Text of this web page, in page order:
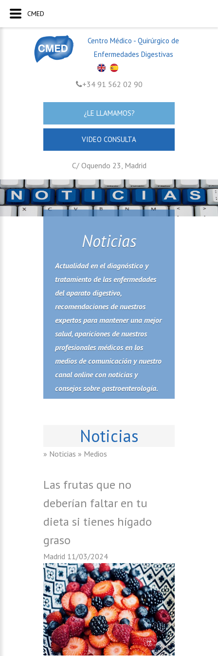
Centro Médico - Quirúrgico de
Enfermedades Digestivas
+34 91 562 02 90
¿LE LLAMAMOS?
VIDEO CONSULTA
C/ Oquendo 23, Madrid
Noticias
Actualidad en el diagnóstico y
tratamiento de las enfermedades
del aparato digestivo,
recomendaciones de nuestros
expertos para mantener una mejor
salud, apariciones de nuestros
profesionales médicos en los
medios de comunicación y nuestro
canal online con noticias y
consejos sobre gastroenterología.
Noticias
» Noticias » Medios
Las frutas que no
deberían faltar en tu
dieta si tienes hígado
graso
Madrid 11/03/2024
CMED